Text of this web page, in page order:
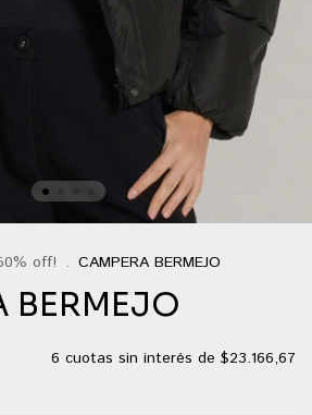
off! . CAMPERA BERMEJO
BERMEJO
6 cuotas sin interés de $23.166,67